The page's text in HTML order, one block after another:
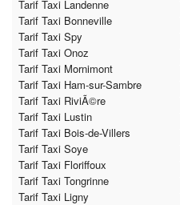
Tarif Taxi Landenne
Tarif Taxi Bonneville
Tarif Taxi Spy
Tarif Taxi Onoz
Tarif Taxi Mornimont
Tarif Taxi Ham-sur-Sambre
Tarif Taxi RiviÃ©re
Tarif Taxi Lustin
Tarif Taxi Bois-de-Villers
Tarif Taxi Soye
Tarif Taxi Floriffoux
Tarif Taxi Tongrinne
Tarif Taxi Ligny